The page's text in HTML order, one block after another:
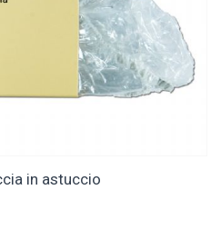
in astuccio